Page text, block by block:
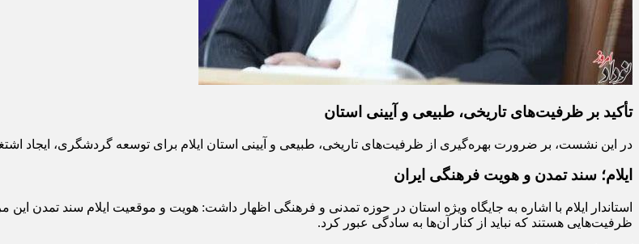
تأکید بر ظرفیت‌های تاریخی، طبیعی و آیینی استان
در این نشست، بر ضرورت بهره‌گیری از ظرفیت‌های تاریخی، طبیعی و آیینی استان ایلام برای توسعه گردشگری، ایجاد
ایلام؛ سند تمدن و هویت فرهنگی ایران
استاندار ایلام با اشاره به جایگاه ویژه استان در حوزه تمدنی و فرهنگی اظهار داشت: هویت و موقعیت ایلام سند تمدن
ظرفیت‌هایی هستند که نباید از کنار آن‌ها به سادگی عبور کرد.